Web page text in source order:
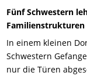
Fünf Schwestern
Familienstrukturen
In einem kleinen
Schwestern
nur die Türen